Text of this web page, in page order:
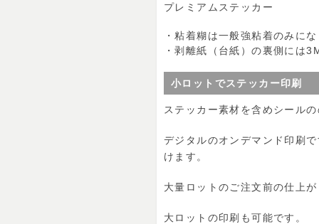
プレミアムステッカー
・粘着糊は一般強粘着のみに
・剥離紙（台紙）の裏側には
小ロットでステッカー印刷
ステッカー素材を含めシール
デジタルのオンデマンド印刷
けます。
大量ロットのご注文前の仕上
大ロットの印刷も可能です。